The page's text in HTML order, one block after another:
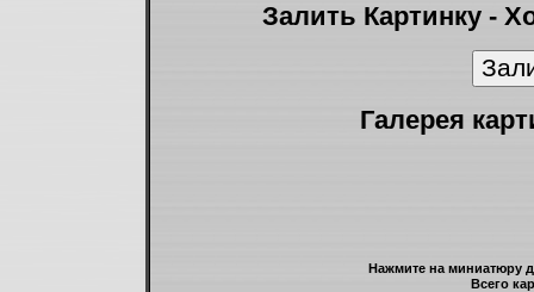
Залить Картинку -
Галерея
Нажмите на миниатюру
Всего